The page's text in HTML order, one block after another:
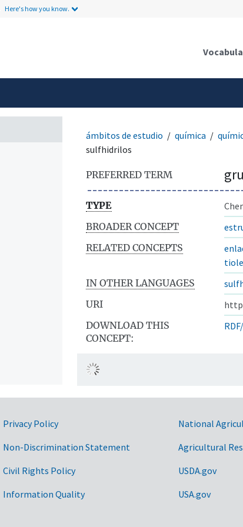
Here's how you know.
ámbitos de estudio química
sulfhidrilos
PREFERRED TERM
TYPE
BROADER CONCEPT
RELATED CONCEPTS
IN OTHER LANGUAGES
URI
DOWNLOAD THIS
CONCEPT:
Privacy Policy
Non-Discrimination Statement
Civil Rights Policy
Information Quality
National
Agricultural
USDA.gov
USA.gov